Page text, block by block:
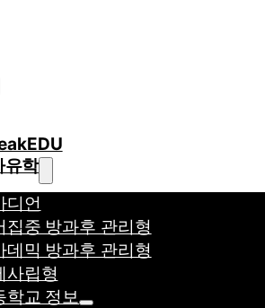
유학
디언
집중 방과후 관리형
데믹 방과후 관리형
사립형
학교 정보